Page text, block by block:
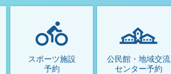
ジタル支所
スポーツ施設
予約
公民館・地域交流
センター予約